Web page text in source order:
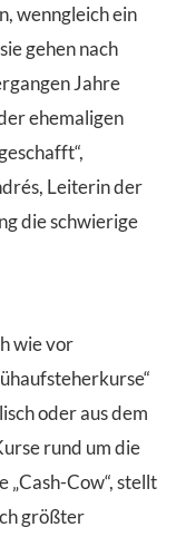
wenngleich ein
gehen nach
Jahre
ehemaligen
Leiterin der
die schwierige
wie vor
oder aus dem
rund um die
„Cash-Cow“, stellt
größter